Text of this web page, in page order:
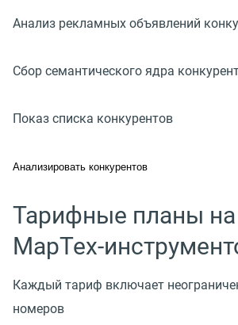
Анализ рекламных объявлений
Сбор семантического ядра
Показ списка конкурентов
Анализировать конкурентов
Тарифные планы
МарТех-
Каждый тариф включает
номеров